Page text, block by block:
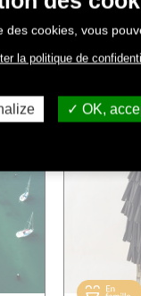
Un Été à
des cookies, vous
la politique de
OK,